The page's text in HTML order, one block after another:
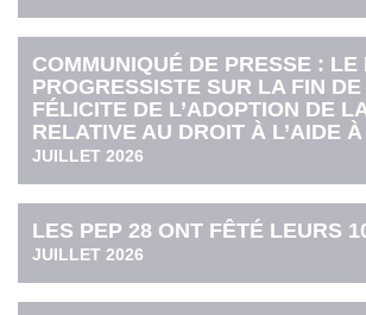
COMMUNIQUÉ DE PRESSE : LE
PROGRESSISTE SUR LA FIN DE
FÉLICITE DE L’ADOPTION DE
RELATIVE AU DROIT À L’AIDE
JUILLET 2026
LES PEP 28 ONT FÊTÉ LEURS
JUILLET 2026